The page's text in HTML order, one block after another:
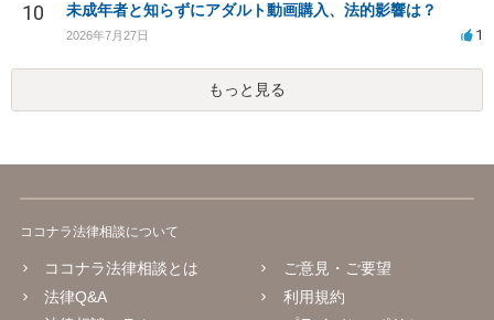
10 未成年者と知らずにアダルト動画購入、法的影響は？
2026年7月27日 1
もっと見る
ココナラ法律相談について
ココナラ法律相談とは
法律Q&A
ご意見・ご要望
利用規約